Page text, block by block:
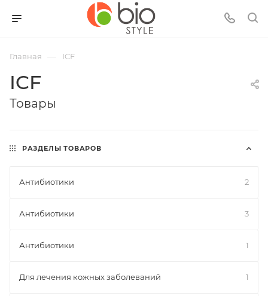
Главная — ICF
ICF
Товары
РАЗДЕЛЫ ТОВАРОВ
Антибиотики 2
Антибиотики 3
Антибиотики 1
Для лечения кожных заболеваний 1